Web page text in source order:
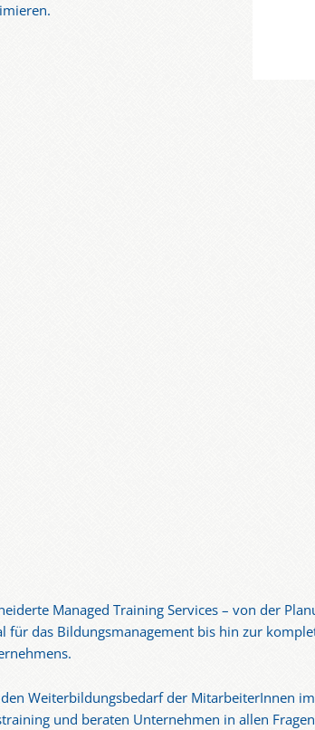
Managed Training Services – von der
für das Bildungsmanagement bis hin zur
Weiterbildungsbedarf der MitarbeiterInnen
und beraten Unternehmen in allen